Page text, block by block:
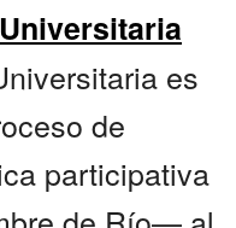
es
de
participativa